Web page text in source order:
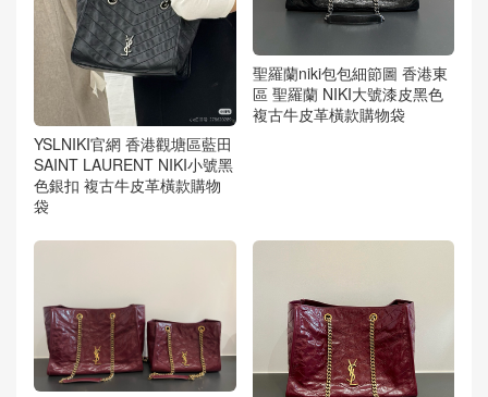
YSLNIKI官網 香港觀塘區藍田
SAINT LAURENT NIKI小號黑
色銀扣 複古牛皮革橫款購物
袋
聖羅蘭niki包包細節圖 香港東
區 聖羅蘭 NIKI大號漆皮黑色
複古牛皮革橫款購物袋